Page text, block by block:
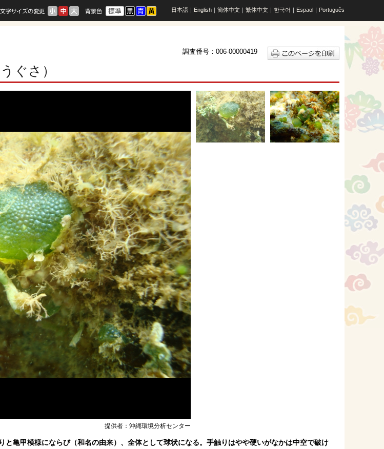
日本語 ｜ English ｜ 簡体中文 ｜ 繁体中文 ｜ 한국어 ｜ Espaol ｜ Português
調査番号：006-00000419
ぐさ）
提供者：沖縄環境分析センター
と亀甲模様にならび（和名の由来）、全体として球状になる。手触りはやや硬いがなかは中空で破け